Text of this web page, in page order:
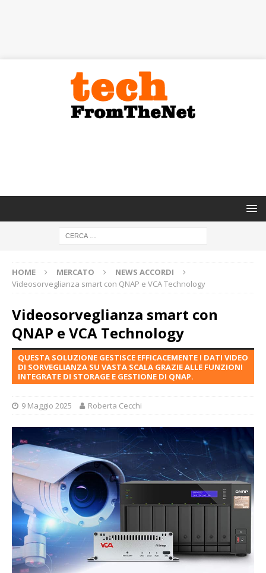
HOME MERCATO
NEWS ACCORDI
Videosorveglianza smart con QNAP e VCA Technology
Videosorveglianza smart con
QNAP e VCA Technology
QUESTA SOLUZIONE GESTISCE EFFICACEMENTE I DATI VIDEO
DI SORVEGLIANZA SU VASTA SCALA GRAZIE ALLE FUNZIONI
INTEGRATE DI STORAGE E GESTIONE DI QNAP.
9 Maggio 2025 Roberta Cecchi